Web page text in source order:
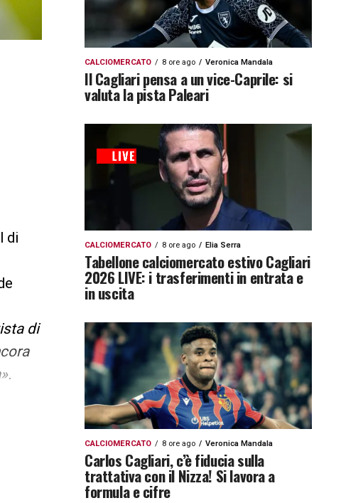
di
di
CALCIOMERCATO 8 ore ago Veronica Mandala
Il Cagliari pensa a un vice-Caprile: si
valuta la pista Paleari
CALCIOMERCATO 8 ore ago Elia Serra
Tabellone calciomercato estivo Cagliari
2026 LIVE: i trasferimenti in entrata e
in uscita
CALCIOMERCATO 8 ore ago Veronica Mandala
Carlos Cagliari, c’è fiducia sulla
trattativa con il Nizza! Si lavora a
formula e cifre